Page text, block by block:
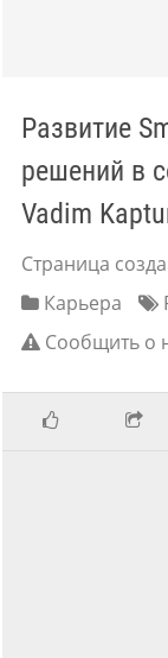
Развитие
решений в
Vadim
Страница
Карьера
Сообщить о